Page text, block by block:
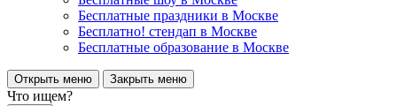
Бесплатные праздники в Москве
Бесплатно! стендап в Москве
Бесплатные образование в Москве
Открыть меню Закрыть меню
Что ищем?